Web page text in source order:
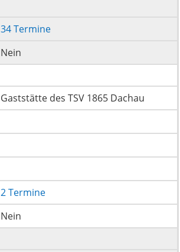
34 Termine
Nein
Gaststätte des TSV 1865 Dachau
2 Termine
Nein